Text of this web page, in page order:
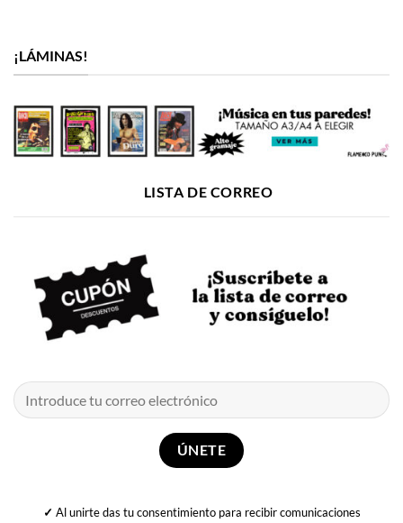
¡LÁMINAS!
LISTA DE CORREO
✓ Al unirte das tu consentimiento para recibir comunicaciones